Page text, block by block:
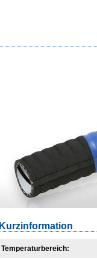
Kurzinformation
Temperaturbereich: